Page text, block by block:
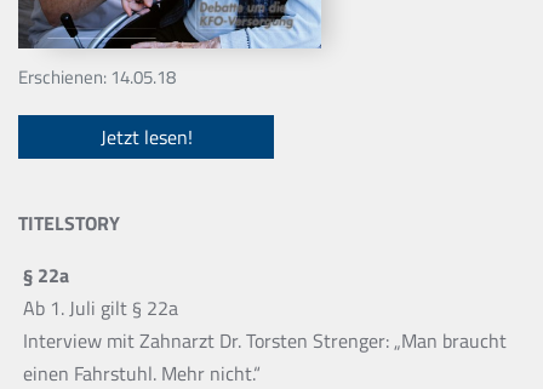
Erschienen: 14.05.18
Jetzt lesen!
TITELSTORY
§ 22a
Ab 1. Juli gilt § 22a
Interview mit Zahnarzt Dr. Torsten Strenger: „Man braucht
einen Fahrstuhl. Mehr nicht.“